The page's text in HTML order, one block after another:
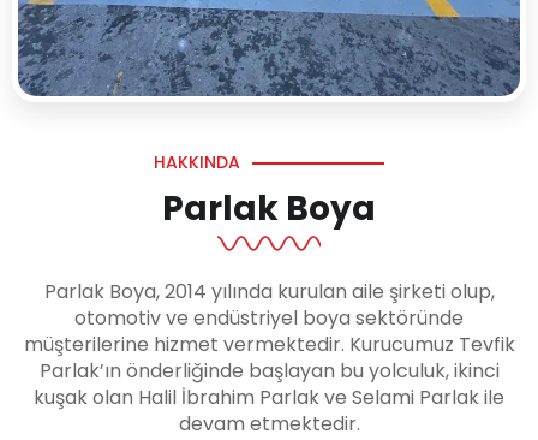
HAKKINDA
Parlak Boya
Parlak Boya, 2014 yılında kurulan aile şirketi olup,
otomotiv ve endüstriyel boya sektöründe
müşterilerine hizmet vermektedir. Kurucumuz Tevfik
Parlak’ın önderliğinde başlayan bu yolculuk, ikinci
kuşak olan Halil İbrahim Parlak ve Selami Parlak ile
devam etmektedir.